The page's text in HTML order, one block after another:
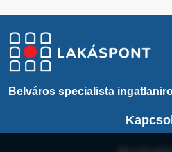
Belváros specialista